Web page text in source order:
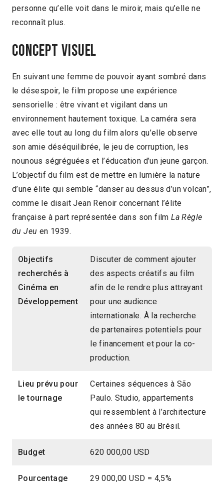
personne qu’elle voit dans le miroir, mais qu’elle ne
reconnaît plus.
Concept visuel
En suivant une femme de pouvoir ayant sombré dans
le désespoir, le film propose une expérience
sensorielle : être vivant et vigilant dans un
environnement hautement toxique. La caméra sera
avec elle tout au long du film alors qu’elle observe
son amie déséquilibrée, le jeu de corruption, les
nounous ségréguées et l’éducation d’un jeune garçon.
L’objectif du film est de mettre en lumière la nature
d’une élite qui semble “danser au dessus d’un volcan”,
comme le disait Jean Renoir concernant l’élite
française à part représentée dans son filmLa Règle
du Jeu en 1939.
Objectifs
recherchés à
Cinéma en
Développement
Discuter de comment ajouter
des aspects créatifs au film
afin de le rendre plus attrayant
pour une audience
internationale. À la recherche
de partenaires potentiels pour
le financement et pour la co-
production.
Lieu prévu pour
le tournage
Certaines séquences à São
Paulo. Studio, appartements
qui ressemblent à l’architecture
des années 80 au Brésil.
Budget 620 000,00 USD
Pourcentage 29 000,00 USD = 4,5%